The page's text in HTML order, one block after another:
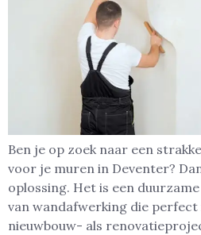
Ben je op zoek naar een
voor je muren in Deventer?
oplossing. Het is een
van wandafwerking die perfect
nieuwbouw- als